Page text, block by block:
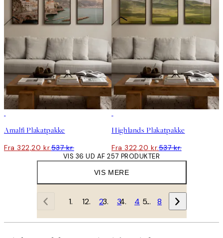
Amalfi Plakatpakke
Fra 322,20 kr.537 kr.
Highlands Plakatpakke
Fra 322,20 kr.537 kr.
VIS MERE
VIS 36 UD AF 257 PRODUKTER
1 2 3 4 … 8